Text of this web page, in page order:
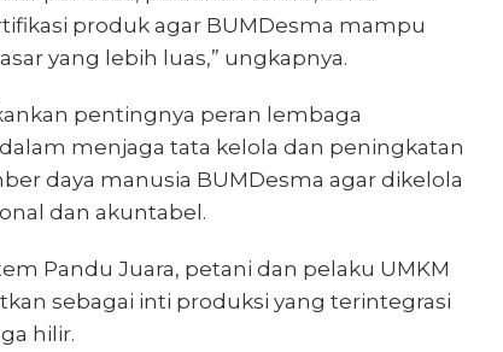
produk agar BUMDesma mampu
yang lebih luas,” ungkapnya.
pentingnya peran lembaga
menjaga tata kelola dan peningkatan
daya manusia BUMDesma agar dikelola
dan akuntabel.
Pandu Juara, petani dan pelaku UMKM
sebagai inti produksi yang terintegrasi
hilir.